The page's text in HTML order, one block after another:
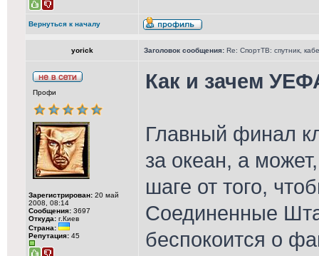
Вернуться к началу
yorick Заголовок сообщения: Re: СпортТВ: спутник,
Профи
Зарегистрирован: 20 май
2008, 08:14
Сообщения: 3697
Откуда: г.Киев
Страна:
Репутация: 45
Как и зачем
Главный финал
за океан, а
шаге от того,
Соединенные
беспокоится о